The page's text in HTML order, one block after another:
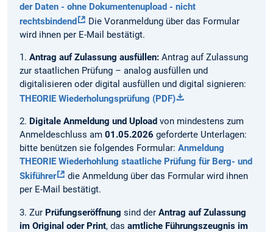
der Daten - ohne Dokumentenupload - nicht
rechtsbindend
Die Voranmeldung über das Formular
wird ihnen per E-Mail bestätigt.
1. Antrag auf Zulassung ausfüllen: Antrag auf Zulassung
zur staatlichen Prüfung – analog ausfüllen und
digitalisieren oder digital ausfüllen und digital signieren:
THEORIE Wiederholungsprüfung (PDF)
2. Digitale Anmeldung und Upload von mindestens zum
Anmeldeschluss am 01.05.2026 geforderte Unterlagen:
bitte benützen sie folgendes Formular: Anmeldung
THEORIE Wiederhohlung staatliche Prüfung für Berg- und
Skiführer
die Anmeldung über das Formular wird ihnen
per E-Mail bestätigt.
3. Zur Prüfungseröffnung sind der Antrag auf Zulassung
im Original oder Print, das amtliche Führungszeugnis im